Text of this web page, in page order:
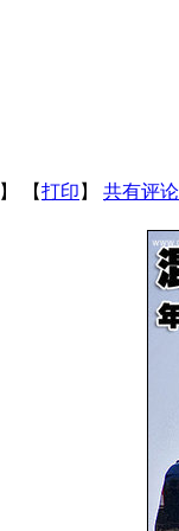
】 【打印 】 共有评论